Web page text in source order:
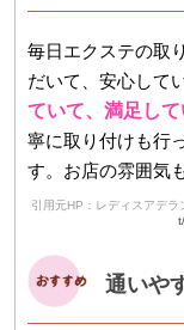
毎日エクステの取
だいて、安心して
ていて、満足し
寧に取り付けも行
す。お店の雰囲気
引用元HP：レディスアデ
通いや